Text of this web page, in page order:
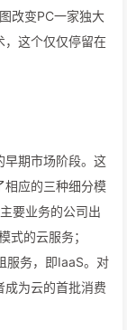
改变PC一家独大
，这个仅仅停留在
早期市场阶段。这
相应的三种细分模
要业务的公司出
的云服务；
服务，即IaaS。对
成为云的首批消费